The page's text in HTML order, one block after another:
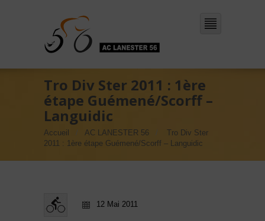
Tro Div Ster 2011 : 1ère
étape Guémené/Scorff –
Languidic
Accueil AC LANESTER 56
Tro Div Ster
2011 : 1ère étape Guémené/Scorff – Languidic
12 Mai 2011